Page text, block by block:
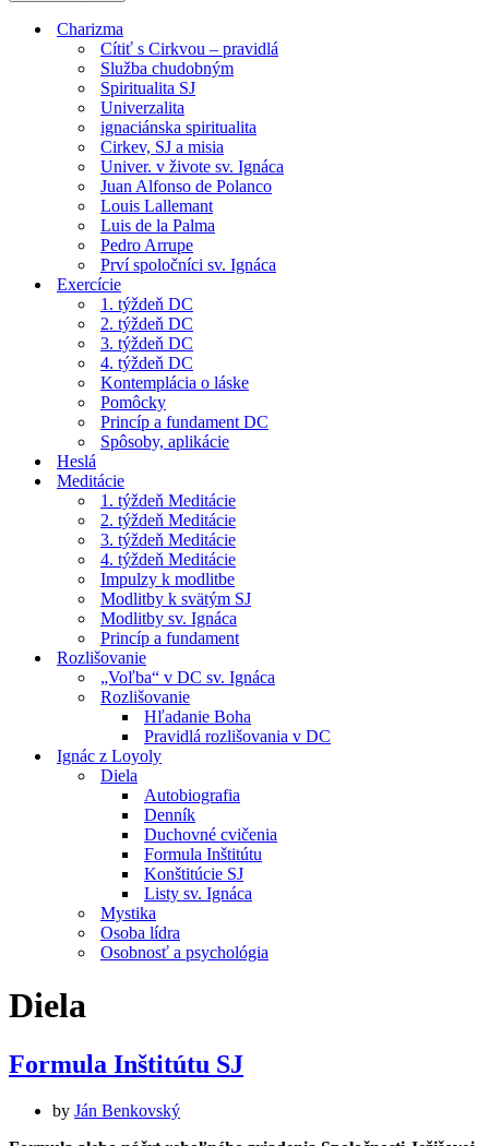
Charizma
Cítiť s Cirkvou – pravidlá
Služba chudobným
Spiritualita SJ
Univerzalita
ignaciánska spiritualita
Cirkev, SJ a misia
Univer. v živote sv. Ignáca
Juan Alfonso de Polanco
Louis Lallemant
Luis de la Palma
Pedro Arrupe
Prví spoločníci sv. Ignáca
Exercície
1. týždeň DC
2. týždeň DC
3. týždeň DC
4. týždeň DC
Kontemplácia o láske
Pomôcky
Princíp a fundament DC
Spôsoby, aplikácie
Heslá
Meditácie
1. týždeň Meditácie
2. týždeň Meditácie
3. týždeň Meditácie
4. týždeň Meditácie
Impulzy k modlitbe
Modlitby k svätým SJ
Modlitby sv. Ignáca
Princíp a fundament
Rozlišovanie
„Voľba“ v DC sv. Ignáca
Rozlišovanie
Hľadanie Boha
Pravidlá rozlišovania v DC
Ignác z Loyoly
Diela
Autobiografia
Denník
Duchovné cvičenia
Formula Inštitútu
Konštitúcie SJ
Listy sv. Ignáca
Mystika
Osoba lídra
Osobnosť a psychológia
Diela
Formula Inštitútu SJ
by Ján Benkovský